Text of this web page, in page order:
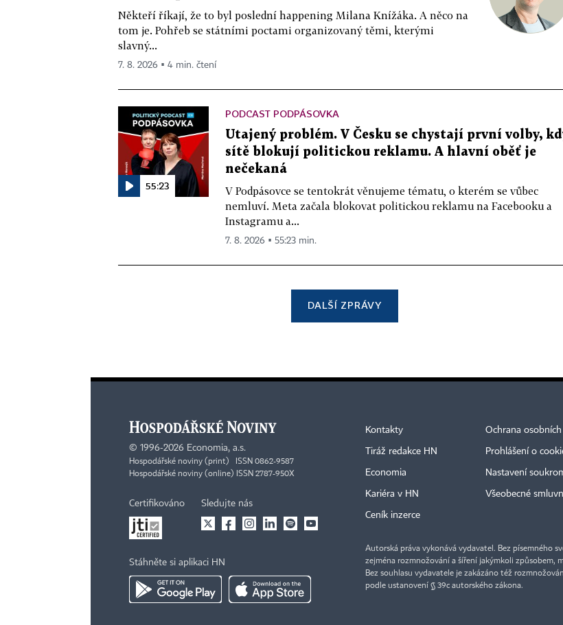
Někteří říkají, že to byl poslední happening Milana Knížáka. A něco na
tom je. Pohřeb se státními poctami organizovaný těmi, kterými
slavný...
7. 8. 2026 ▪ 4 min. čtení
55:23
PODCAST PODPÁSOVKA
Utajený problém. V Česku se chystají první volby,
sítě blokují politickou reklamu. A hlavní oběť je
nečekaná
V Podpásovce se tentokrát věnujeme tématu, o kterém se vůbec
nemluví. Meta začala blokovat politickou reklamu na Facebooku a
Instagramu a...
7. 8. 2026 ▪ 55:23 min.
DALŠÍ ZPRÁVY
© 1996-2026 Economia, a.s.
Hospodářské noviny (print) ISSN 0862-9587
Hospodářské noviny (online) ISSN 2787-950X
Certifikováno Sledujte nás
Stáhněte si aplikaci HN
Kontakty
Tiráž redakce HN
Economia
Kariéra v HN
Ceník inzerce
Ochrana
Prohlášení o
Nastavení
Všeobecné
Autorská práva vykonává vydavatel. Bez písemného
zejména rozmnožování a šíření jakýmkoli způsobem,
Bez souhlasu vydavatele je zakázáno též
podle ustanovení § 39c autorského zákona.